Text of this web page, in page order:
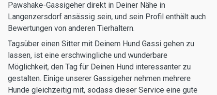
Pawshake-Gassigeher direkt in Deiner Nähe in
Langenzersdorf ansässig sein, und sein Profil enthält auch
Bewertungen von anderen Tierhaltern.
Tagsüber einen Sitter mit Deinem Hund Gassi gehen zu
lassen, ist eine erschwingliche und wunderbare
Möglichkeit, den Tag für Deinen Hund interessanter zu
gestalten. Einige unserer Gassigeher nehmen mehrere
Hunde gleichzeitig mit, sodass dieser Service eine gute